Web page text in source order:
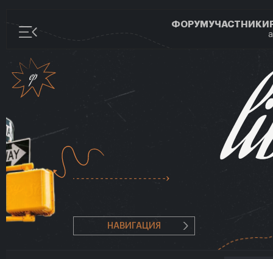
ФОРУМУЧАСТНИКИ
НАВИГАЦИЯ